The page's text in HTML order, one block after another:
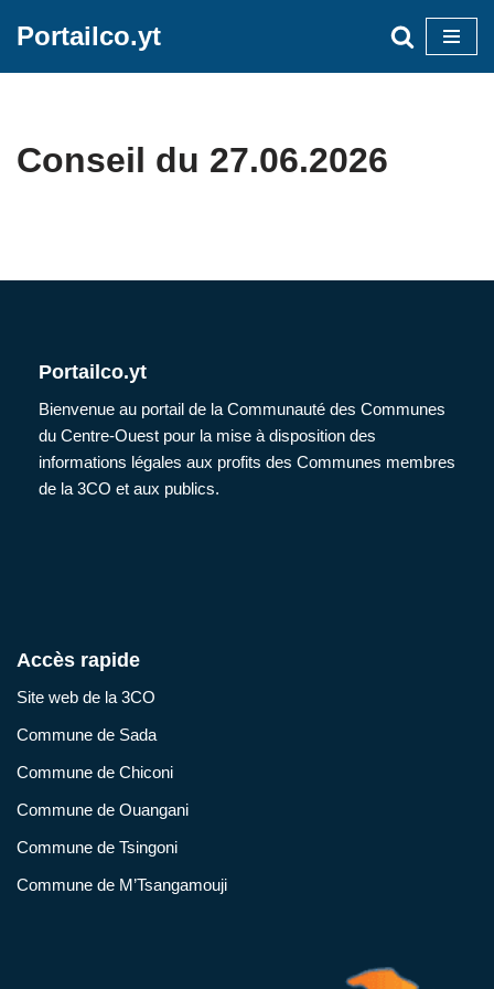
Portailco.yt
Conseil du 27.06.2026
Portailco.yt
Bienvenue au portail de la Communauté des Communes
du Centre-Ouest pour la mise à disposition des
informations légales aux profits des Communes membres
de la 3CO et aux publics.
Accès rapide
Site web de la 3CO
Commune de Sada
Commune de Chiconi
Commune de Ouangani
Commune de Tsingoni
Commune de M’Tsangamouji